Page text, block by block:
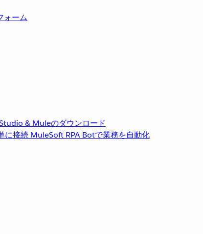
ォーム
& Muleのダウンロード
に接続 MuleSoft RPA Botで業務を自動化